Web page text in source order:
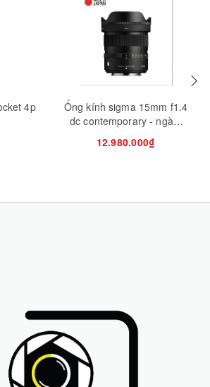
4p
Ống kính sigma 15mm f1.4
dc contemporary - ngàm
12.980.000₫